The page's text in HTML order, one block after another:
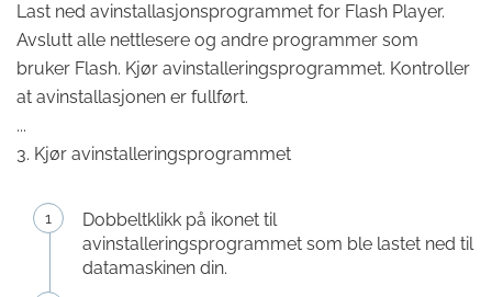
Last ned avinstallasjonsprogrammet for Flash Player.
Avslutt alle nettlesere og andre programmer som
bruker Flash. Kjør avinstalleringsprogrammet. Kontroller
at avinstallasjonen er fullført.
...
3. Kjør avinstalleringsprogrammet
Dobbeltklikk på ikonet til
avinstalleringsprogrammet som ble lastet ned til
datamaskinen din.